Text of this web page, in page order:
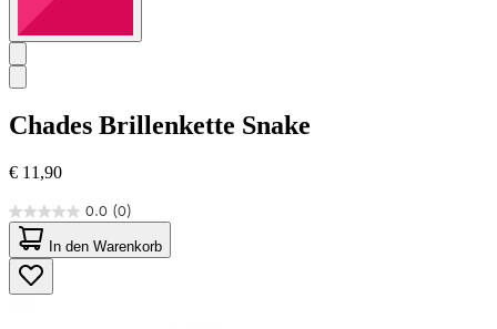
Chades Brillenkette Snake
€ 11,90
0.0 (0)
0.0
von
5
Sternen.
In den Warenkorb